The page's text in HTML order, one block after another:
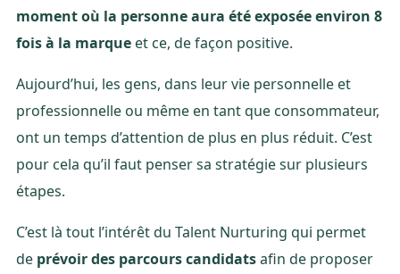
moment où la personne aura été exposée environ 8
fois à la marque et ce, de façon positive.
Aujourd’hui, les gens, dans leur vie personnelle et
professionnelle ou même en tant que consommateur,
ont un temps d’attention de plus en plus réduit. C’est
pour cela qu’il faut penser sa stratégie sur plusieurs
étapes.
C’est là tout l’intérêt du Talent Nurturing qui permet
de prévoir des parcours candidatsafin de proposer